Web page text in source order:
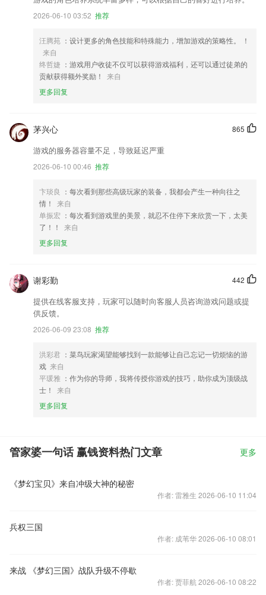
2026-06-10 03:52 推荐
汪腾苑 ：设计更多的角色技能和特殊能力，增加游戏的策略性。 ！
来自
终哲婕 ：游戏用户收徒不仅可以获得游戏福利，还可以通过徒弟的
贡献获得额外奖励！
来自
更多回复
865
茅兴心
游戏的服务器容量不足，导致延迟严重
2026-06-10 00:46 推荐
卞琰良 ：每次看到那些高级玩家的装备，我都会产生一种向往之
情！
来自
单振宏 ：每次看到游戏里的美景，就忍不住停下来欣赏一下，太美
了！！
来自
更多回复
442
谢彩勤
提供在线客服支持，玩家可以随时向客服人员咨询游戏问题或提
供反馈。
2026-06-09 23:08 推荐
洪彩君 ：菜鸟玩家渴望能够找到一款能够让自己忘记一切烦恼的游
戏 来自
平瑗雅 ：作为你的导师，我将传授你游戏的技巧，助你成为顶级战
士！
来自
更多回复
管家婆一句话 赢钱资料热门文章 更多
《梦幻宝贝》来自冲级大神的秘密
作者: 雷雅生 2026-06-10 11:04
兵权三国
作者: 成苇华 2026-06-10 08:01
来战 《梦幻三国》战队升级不停歇
作者: 贾菲航 2026-06-10 08:22